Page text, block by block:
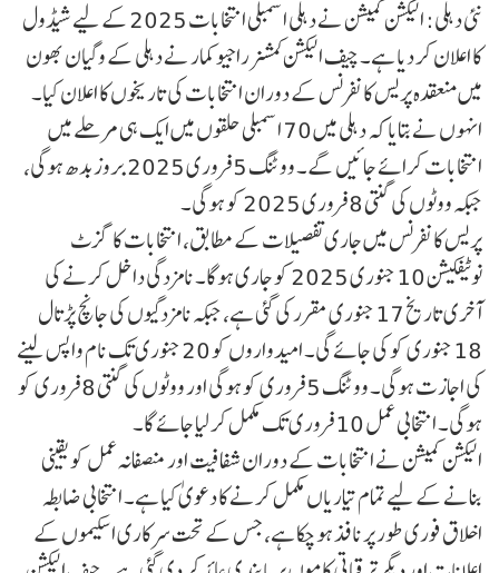
نئی دہلی: الیکشن کمیشن نے دہلی اسمبلی انتخابات 2025 کے لیے شیڈول
کا اعلان کر دیا ہے۔ چیف الیکشن کمشنر راجیو کمار نے دہلی کے وگیان بھون
میں منعقدہ پریس کانفرنس کے دوران انتخابات کی تاریخوں کا اعلان کیا۔
انہوں نے بتایا کہ دہلی میں 70 اسمبلی حلقوں میں ایک ہی مرحلے میں
انتخابات کرائے جائیں گے۔ ووٹنگ 5 فروری 2025 بروز بدھ ہوگی،
جبکہ ووٹوں کی گنتی 8 فروری 2025 کو ہوگی۔
پریس کانفرنس میں جاری تفصیلات کے مطابق، انتخابات کا گزٹ
نوٹیفکیشن 10 جنوری 2025 کو جاری ہوگا۔ نامزدگی داخل کرنے کی
آخری تاریخ 17 جنوری مقرر کی گئی ہے، جبکہ نامزدگیوں کی جانچ پڑتال
18 جنوری کو کی جائے گی۔ امیدواروں کو 20 جنوری تک نام واپس لینے
کی اجازت ہوگی۔ ووٹنگ 5 فروری کو ہوگی اور ووٹوں کی گنتی 8 فروری کو
ہوگی۔ انتخابی عمل 10 فروری تک مکمل کر لیا جائے گا۔
الیکشن کمیشن نے انتخابات کے دوران شفافیت اور منصفانہ عمل کو یقینی
بنانے کے لیے تمام تیاریاں مکمل کرنے کا دعویٰ کیا ہے۔ انتخابی ضابطہ
اخلاق فوری طور پر نافذ ہو چکا ہے، جس کے تحت سرکاری اسکیموں کے